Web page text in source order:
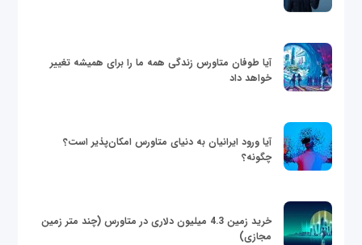
آیا طوفان متاورس زندگی همه ما را برای همیشه تغییر
خواهد داد
آیا ورود ایرانیان به دنیای متاورس امکان‌پذیر است؟
چگونه؟
خرید زمین 4.3 میلیون دلاری در متاورس (چند متر زمین
مجازی)